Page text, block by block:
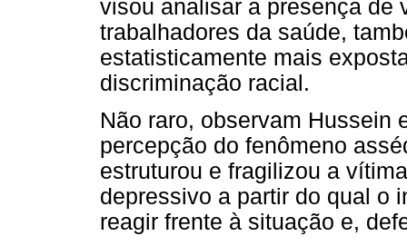
visou analisar a presença de
trabalhadores da saúde,
estatisticamente mais
discriminação racial.
Não raro, observam Hussein
percepção do fenômeno
estruturou e fragilizou a
depressivo a partir do qual o
reagir frente à situação e,